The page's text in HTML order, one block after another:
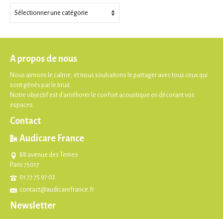
Thèmes
A propos de nous
Nous aimons le calme, et nous souhaitons le partager avec tous ceux qui
sont gênés par le bruit.
Notre objectif est d'améliorer le confort acoustique en décorant vos
espaces.
Contact
Audicare France
88 avenue des Ternes
Paris 75017
01 77 75 97 02
contact@audicarefrance.fr
Newsletter